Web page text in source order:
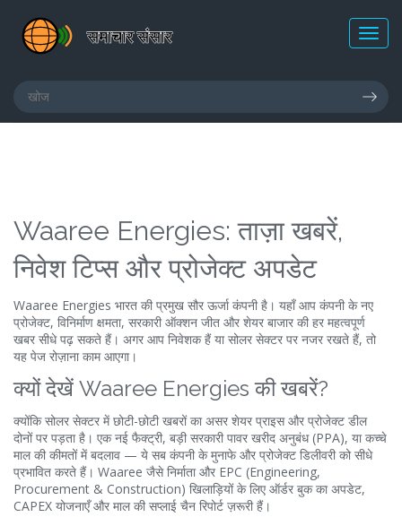
Waaree Energies: ताज़ा खबरें,
निवेश टिप्स और प्रोजेक्ट अपडेट
Waaree Energies भारत की प्रमुख सौर ऊर्जा कंपनी है। यहाँ आप कंपनी के नए
प्रोजेक्ट, विनिर्माण क्षमता, सरकारी ऑक्शन जीत और शेयर बाजार की हर महत्वपूर्ण
खबर सीधे पढ़ सकते हैं। अगर आप निवेशक हैं या सोलर सेक्टर पर नजर रखते हैं, तो
यह पेज रोज़ाना काम आएगा।
क्यों देखें Waaree Energies की खबरें?
क्योंकि सोलर सेक्टर में छोटी-छोटी खबरों का असर शेयर प्राइस और प्रोजेक्ट डील
दोनों पर पड़ता है। एक नई फैक्ट्री, बड़ी सरकारी पावर खरीद अनुबंध (PPA), या कच्चे
माल की कीमतों में बदलाव — ये सब कंपनी के मुनाफे और प्रोजेक्ट डिलीवरी को सीधे
प्रभावित करते हैं। Waaree जैसे निर्माता और EPC (Engineering,
Procurement & Construction) खिलाड़ियों के लिए ऑर्डर बुक का अपडेट,
CAPEX योजनाएँ और माल की सप्लाई चैन रिपोर्ट ज़रूरी हैं।